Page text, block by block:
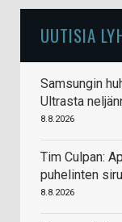
UUTISIA
Samsungin
Ultrasta
8.8.2026
Tim Culpan:
puhelinten
8.8.2026